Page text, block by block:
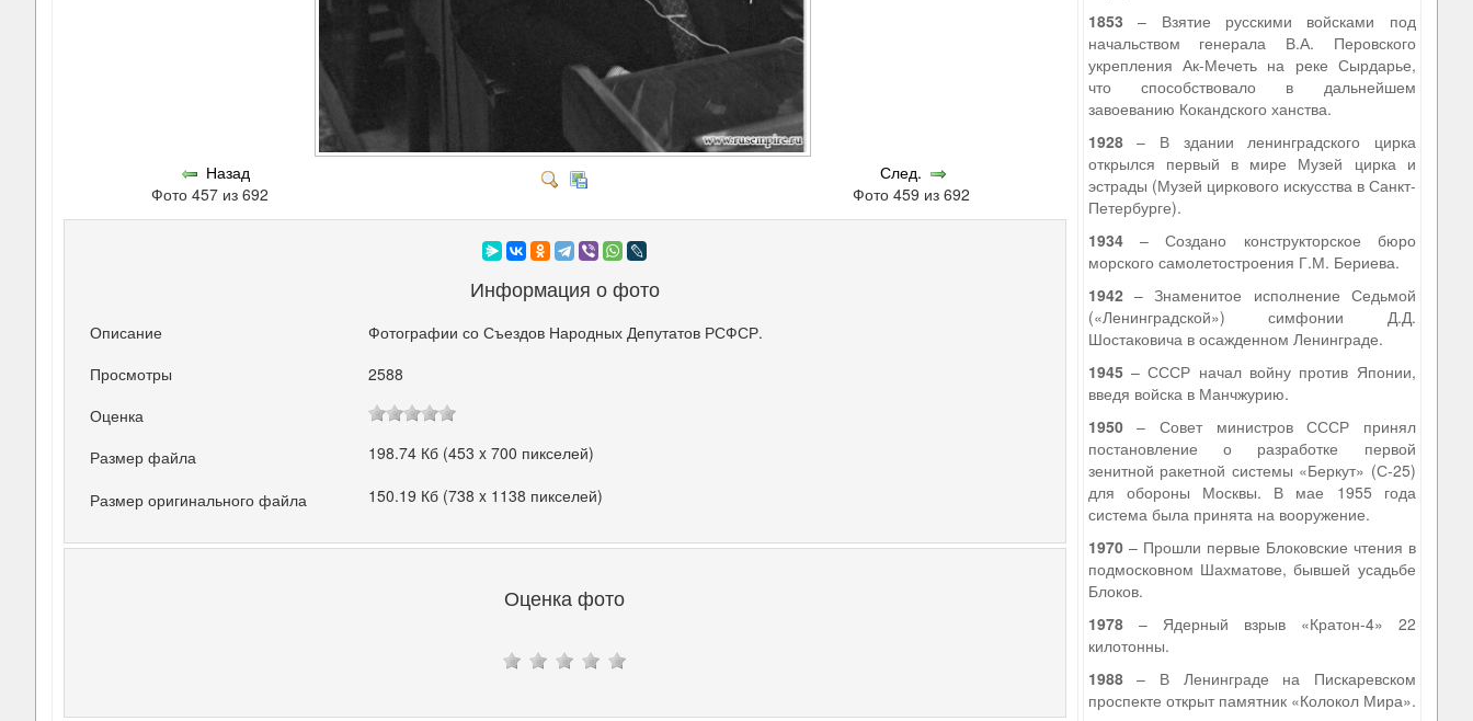
Назад
Фото 457 из 692
След.
Фото 459 из 692
Информация о фото
Описание
Фотографии со Съездов Народных Депутатов РСФСР.
Просмотры
2588
Оценка
Размер файла
198.74 Кб (453 x 700 пикселей)
Размер оригинального файла 150.19 Кб (738 x 1138 пикселей)
Оценка фото
1853 – Взятие русскими войсками под
начальством генерала В.А. Перовского
укрепления Ак-Мечеть на реке Сырдарье,
что способствовало в дальнейшем
завоеванию Кокандского ханства.
1928– В здании ленинградского цирка
открылся первый в мире Музей цирка и
эстрады (Музей циркового искусства в Санкт-
Петербурге).
1934– Создано конструкторское бюро
морского самолетостроения Г.М. Бериева.
1942– Знаменитое исполнение Седьмой
(«Ленинградской») симфонии Д.Д.
Шостаковича в осажденном Ленинграде.
1945– СССР начал войну против Японии,
введя войска в Манчжурию.
1950– Совет министров СССР принял
постановление о разработке первой
зенитной ракетной системы «Беркут» (С-25)
для обороны Москвы. В мае 1955 года
система была принята на вооружение.
1970– Прошли первые Блоковские чтения в
подмосковном Шахматове, бывшей усадьбе
Блоков.
1978– Ядерный взрыв «Кратон-4» 22
килотонны.
1988– В Ленинграде на Пискаревском
проспекте открыт памятник «Колокол Мира».